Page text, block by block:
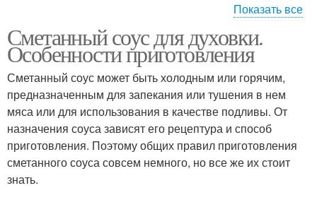
Тефтели в духовке
соусе
Тефтели в сметанном
соусе
Показать все
Сметанный соус для духовки.
Особенности приготовления
Сметанный соус может быть холодным или горячим,
предназначенным для запекания или тушения в нем
мяса или для использования в качестве подливы. От
назначения соуса зависят его рецептура и способ
приготовления. Поэтому общих правил приготовления
сметанного соуса совсем немного, но все же их стоит
знать.